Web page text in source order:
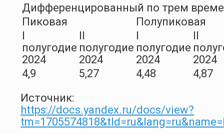
Дифференцированный по трем
Пиковая
Полупиковая
полугодие
2024
полугодие
2024
полугодие
2024
2024
4,9
5,27 4,48
4,87
Источник:
https://docs.yandex.ru/docs/view?